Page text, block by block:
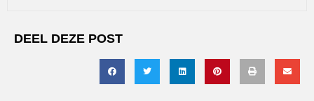
DEEL DEZE POST